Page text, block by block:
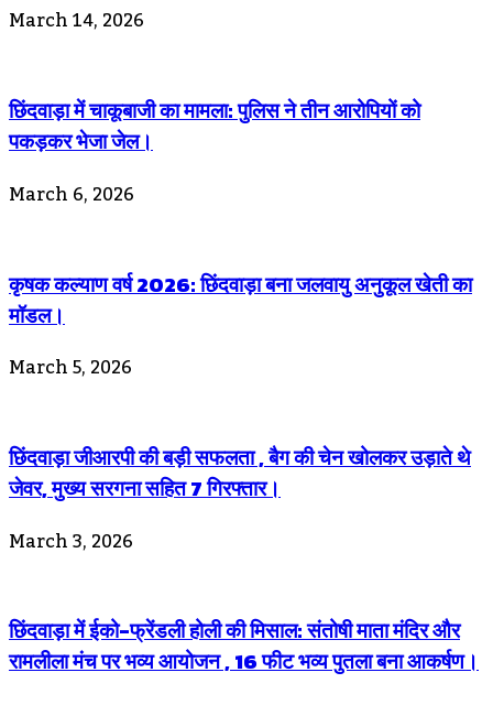
March 14, 2026
छिंदवाड़ा में चाकूबाजी का मामला: पुलिस ने तीन आरोपियों को
पकड़कर भेजा जेल।
March 6, 2026
कृषक कल्याण वर्ष 2026: छिंदवाड़ा बना जलवायु अनुकूल खेती का
मॉडल।
March 5, 2026
छिंदवाड़ा जीआरपी की बड़ी सफलता , बैग की चेन खोलकर उड़ाते थे
जेवर, मुख्य सरगना सहित 7 गिरफ्तार।
March 3, 2026
छिंदवाड़ा में ईको-फ्रेंडली होली की मिसाल: संतोषी माता मंदिर और
रामलीला मंच पर भव्य आयोजन , 16 फीट भव्य पुतला बना आकर्षण।